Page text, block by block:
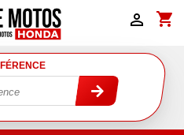
shopping_cart
